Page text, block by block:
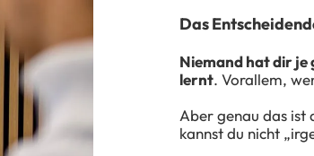
Das
Niemand hat dir je
lernt. Vorallem,
Aber genau das ist
kannst du nicht